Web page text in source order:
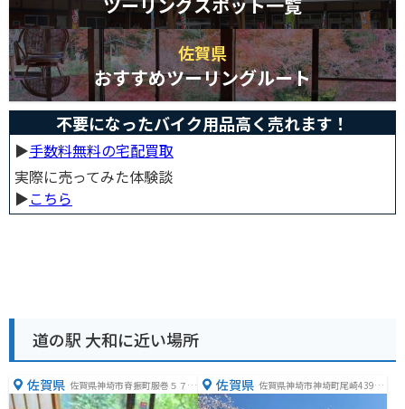
佐賀県
おすすめツーリングルート
不要になったバイク用品高く売れます！
▶︎手数料無料の宅配買取
実際に売ってみた体験談
▶︎こちら
道の駅 大和に近い場所
佐賀県 佐賀県神埼市脊振町服巻５７６
０
佐賀県 佐賀県神埼市神埼町尾崎4390